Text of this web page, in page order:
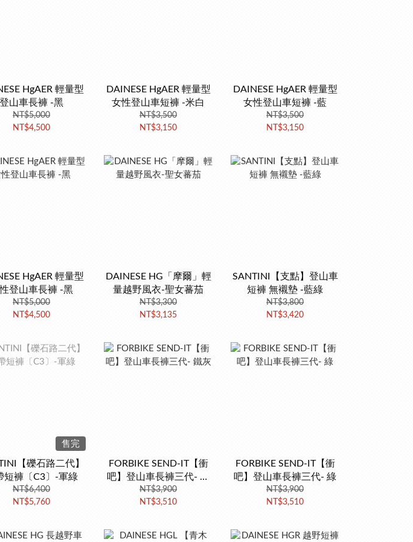
HgAER 輕量型
登山車長褲 -黑
NT$5,000
NT$4,500
DAINESE HgAER 輕量型
女性登山車短褲 -米白
NT$3,500
NT$3,150
DAINESE HgAER 輕量型
女性登山車短褲 -藍
NT$3,500
NT$3,150
HgAER 輕量型
登山車長褲 -黑
NT$5,000
NT$4,500
DAINESE HG「摩爾」輕
量越野風衣-聖女蕃茄
NT$3,300
NT$3,135
SANTINI【支點】登山車
短褲 無襯墊 -藍綠
NT$3,800
NT$3,420
售完
【礫石路二代】
短褲〔C3〕-軍綠
NT$6,400
NT$5,760
FORBIKE SEND-IT【衝
吧】登山車長褲三代- 鐵
灰
NT$3,900
NT$3,510
FORBIKE SEND-IT【衝
吧】登山車長褲三代- 綠
NT$3,900
NT$3,510